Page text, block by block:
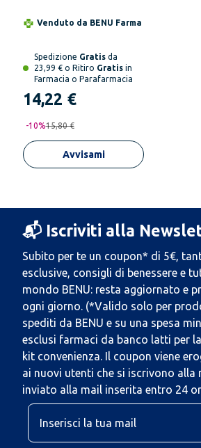
Venduto da BENU Farma
Spedizione Gratis da
23,99 € o Ritiro Gratis in
Farmacia o Parafarmacia
14,22 €
-10%15,80 €
Avvisami
📬 Iscriviti alla
Subito per te un coupon* di 5€,
esclusive, consigli di benessere e
mondo BENU: resta aggiornato e
ogni giorno. (*Valido solo per
spediti da BENU e su una spesa
esclusi farmaci da banco latti per
kit convenienza. Il coupon viene
ai nuovi utenti che si iscrivono alla
inviato alla mail inserita entro 24